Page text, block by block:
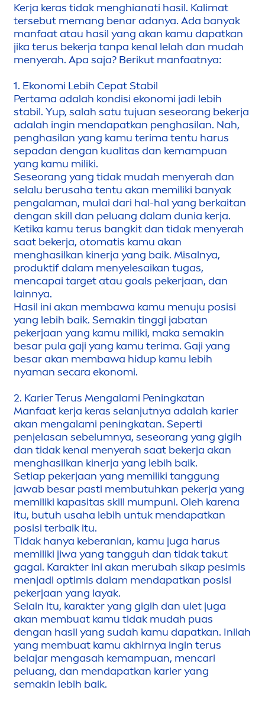
Kerja keras tidak menghianati hasil. Kalimat
tersebut memang benar adanya. Ada banyak
manfaat atau hasil yang akan kamu dapatkan
jika terus bekerja tanpa kenal lelah dan mudah
menyerah. Apa saja? Berikut manfaatnya:
1. Ekonomi Lebih Cepat Stabil
Pertama adalah kondisi ekonomi jadi lebih
stabil. Yup, salah satu tujuan seseorang bekerja
adalah ingin mendapatkan penghasilan. Nah,
penghasilan yang kamu terima tentu harus
sepadan dengan kualitas dan kemampuan
yang kamu miliki.
Seseorang yang tidak mudah menyerah dan
selalu berusaha tentu akan memiliki banyak
pengalaman, mulai dari hal-hal yang berkaitan
dengan skill dan peluang dalam dunia kerja.
Ketika kamu terus bangkit dan tidak menyerah
saat bekerja, otomatis kamu akan
menghasilkan kinerja yang baik. Misalnya,
produktif dalam menyelesaikan tugas,
mencapai target atau goals pekerjaan, dan
lainnya.
Hasil ini akan membawa kamu menuju posisi
yang lebih baik. Semakin tinggi jabatan
pekerjaan yang kamu miliki, maka semakin
besar pula gaji yang kamu terima. Gaji yang
besar akan membawa hidup kamu lebih
nyaman secara ekonomi.
2. Karier Terus Mengalami Peningkatan
Manfaat kerja keras selanjutnya adalah karier
akan mengalami peningkatan. Seperti
penjelasan sebelumnya, seseorang yang gigih
dan tidak kenal menyerah saat bekerja akan
menghasilkan kinerja yang lebih baik.
Setiap pekerjaan yang memiliki tanggung
jawab besar pasti membutuhkan pekerja yang
memiliki kapasitas skill mumpuni. Oleh karena
itu, butuh usaha lebih untuk mendapatkan
posisi terbaik itu.
Tidak hanya keberanian, kamu juga harus
memiliki jiwa yang tangguh dan tidak takut
gagal. Karakter ini akan merubah sikap pesimis
menjadi optimis dalam mendapatkan posisi
pekerjaan yang layak.
Selain itu, karakter yang gigih dan ulet juga
akan membuat kamu tidak mudah puas
dengan hasil yang sudah kamu dapatkan. Inilah
yang membuat kamu akhirnya ingin terus
belajar mengasah kemampuan, mencari
peluang, dan mendapatkan karier yang
semakin lebih baik.